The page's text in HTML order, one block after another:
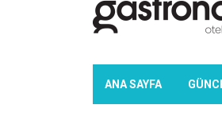
ANA SAYFA